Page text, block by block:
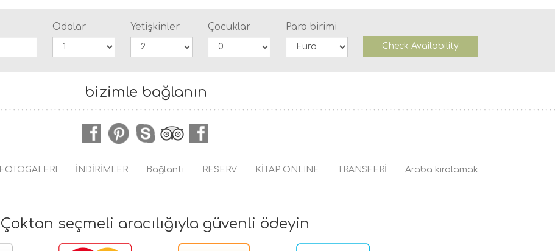
Odalar Yetişkinler Çocuklar Para birimi
Check Availability
bizimle bağlanın
FOTOGALERI İNDİRİMLER Bağlantı RESERV KİTAP ONLINE TRANSFERİ Araba kiralamak
Çoktan seçmeli aracılığıyla güvenli ödeyin